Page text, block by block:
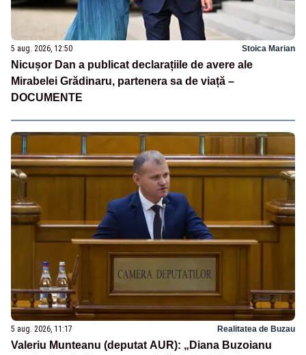
5 aug. 2026, 12:50 Stoica Marian
Nicușor Dan a publicat declarațiile de avere ale
Mirabelei Grădinaru, partenera sa de viață –
DOCUMENTE
5 aug. 2026, 11:17 Realitatea de Buzau
Valeriu Munteanu (deputat AUR): „Diana Buzoianu